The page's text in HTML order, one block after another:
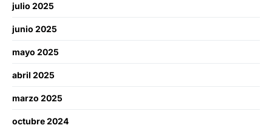
julio 2025
junio 2025
mayo 2025
abril 2025
marzo 2025
octubre 2024